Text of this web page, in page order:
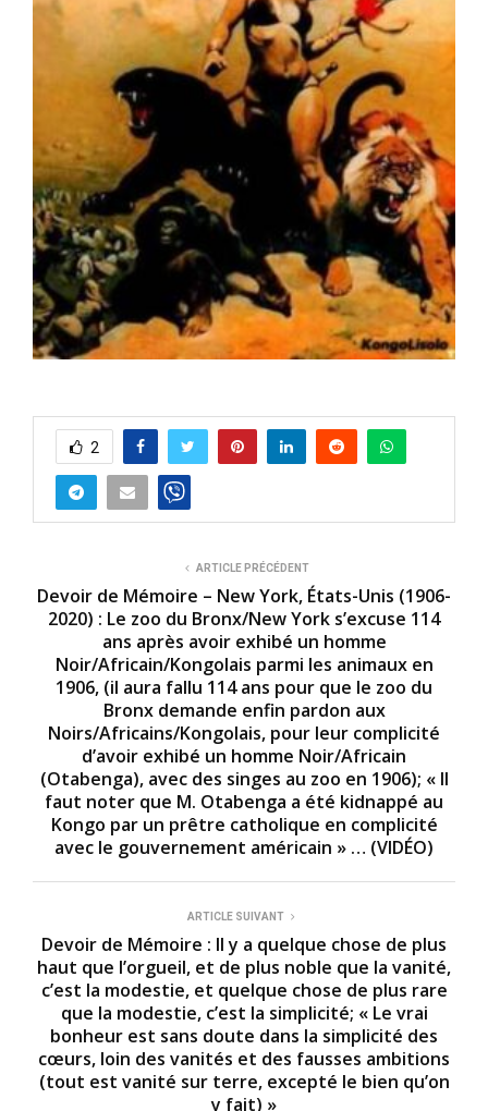
2
ARTICLE PRÉCÉDENT
Devoir de Mémoire – New York, États-Unis (1906-
2020) : Le zoo du Bronx/New York s’excuse 114
ans après avoir exhibé un homme
Noir/Africain/Kongolais parmi les animaux en
1906, (il aura fallu 114 ans pour que le zoo du
Bronx demande enfin pardon aux
Noirs/Africains/Kongolais, pour leur complicité
d’avoir exhibé un homme Noir/Africain
(Otabenga), avec des singes au zoo en 1906); « Il
faut noter que M. Otabenga a été kidnappé au
Kongo par un prêtre catholique en complicité
avec le gouvernement américain » … (VIDÉO)
ARTICLE SUIVANT
Devoir de Mémoire : Il y a quelque chose de plus
haut que l’orgueil, et de plus noble que la vanité,
c’est la modestie, et quelque chose de plus rare
que la modestie, c’est la simplicité; « Le vrai
bonheur est sans doute dans la simplicité des
cœurs, loin des vanités et des fausses ambitions
(tout est vanité sur terre, excepté le bien qu’on
y fait) »